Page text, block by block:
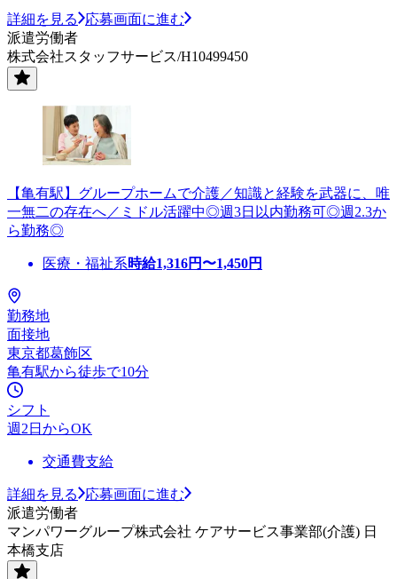
詳細を見る
応募画面に進む
派遣労働者
株式会社スタッフサービス/H10499450
【亀有駅】グループホームで介護／知識と経験を武器に、唯
一無二の存在へ／ミドル活躍中◎週3日以内勤務可◎週2.3か
ら勤務◎
医療・福祉系時給1,316円〜1,450円
勤務地
面接地
東京都葛飾区
亀有駅から徒歩で10分
シフト
週2日からOK
交通費支給
詳細を見る
応募画面に進む
派遣労働者
マンパワーグループ株式会社 ケアサービス事業部(介護) 日
本橋支店